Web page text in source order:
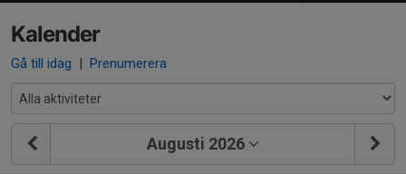
Kalender
Gå till idag | Prenumerera
Augusti 2026